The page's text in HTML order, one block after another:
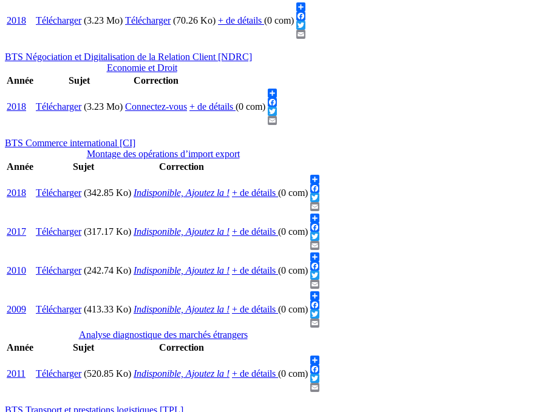
2018 Télécharger (3.23 Mo) Télécharger (70.26 Ko) + de détails (0 com) Share
Facebook
Twitter
BTS Négociation et Digitalisation de la Relation Client [NDRC]
Economie et Droit
Année
Sujet Correction
2018 Télécharger (3.23 Mo) Connectez-vous + de détails (0 com) Share
Facebook
Twitter
BTS Commerce international [CI]
Montage des opérations d’import export
Année
Sujet Correction
2018 Télécharger (342.85 Ko) Indisponible, Ajoutez la ! + de détails (0 com) Share
Facebook
Twitter
Email
2017
Télécharger (317.17 Ko) Indisponible, Ajoutez la ! + de détails (0 com) Share
Facebook
Twitter
Email
2010
Télécharger (242.74 Ko) Indisponible, Ajoutez la ! + de détails (0 com) Share
Facebook
Twitter
Email
2009
Télécharger (413.33 Ko) Indisponible, Ajoutez la ! + de détails (0 com) Share
Facebook
Twitter
Analyse diagnostique des marchés étrangers
Année
Sujet Correction
2011 Télécharger (520.85 Ko) Indisponible, Ajoutez la ! + de détails (0 com) Share
Facebook
Twitter
BTS Transport et prestations logistiques [TPL]